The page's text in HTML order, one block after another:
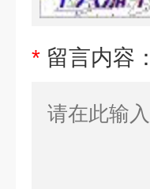
* 留言内容：